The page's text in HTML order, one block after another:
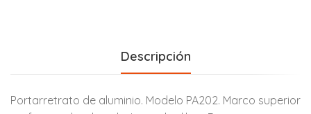
Descripción
Portarretrato de aluminio. Modelo PA202. Marco superior